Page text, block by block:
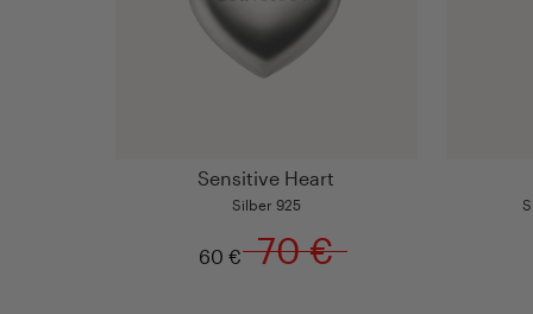
Sensitive Heart
Silber 925
60 € 70 €